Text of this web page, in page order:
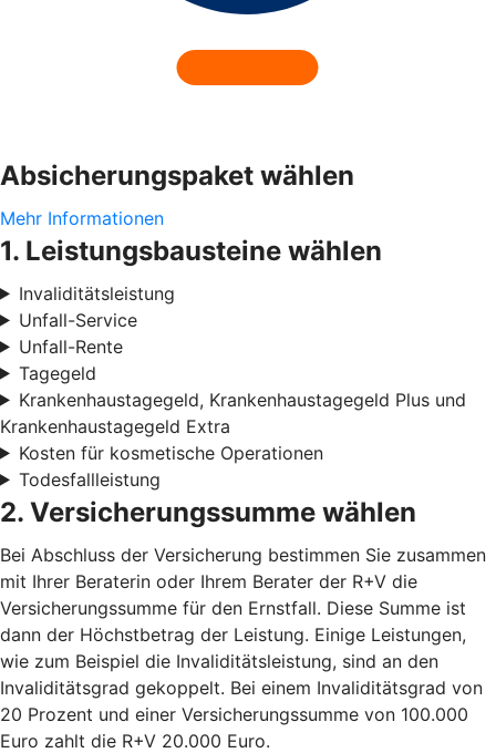
Absicherungspaket wählen
Mehr Informationen
1. Leistungsbausteine wählen
Invaliditätsleistung
Unfall-Service
Unfall-Rente
Tagegeld
Krankenhaustagegeld, Krankenhaustagegeld Plus und
Krankenhaustagegeld Extra
Kosten für kosmetische Operationen
Todesfallleistung
2. Versicherungssumme wählen
Bei Abschluss der Versicherung bestimmen Sie zusammen
mit Ihrer Beraterin oder Ihrem Berater der R+V die
Versicherungssumme für den Ernstfall. Diese Summe ist
dann der Höchstbetrag der Leistung. Einige Leistungen,
wie zum Beispiel die Invaliditätsleistung, sind an den
Invaliditätsgrad gekoppelt. Bei einem Invaliditätsgrad von
20 Prozent und einer Versicherungssumme von 100.000
Euro zahlt die R+V 20.000 Euro.